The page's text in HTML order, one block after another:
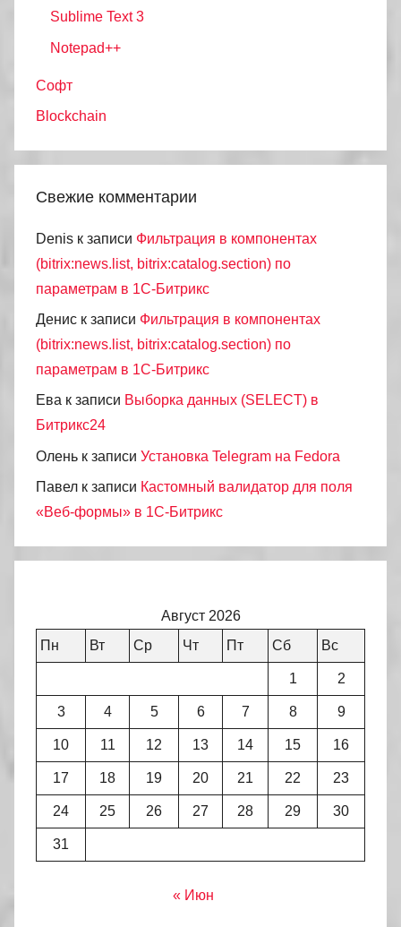
Sublime Text 3
Notepad++
Софт
Blockchain
Свежие комментарии
Denis к записи Фильтрация в компонентах
(bitrix:news.list, bitrix:catalog.section) по
параметрам в 1С-Битрикс
Денис к записи Фильтрация в компонентах
(bitrix:news.list, bitrix:catalog.section) по
параметрам в 1С-Битрикс
Ева к записи Выборка данных (SELECT) в
Битрикс24
Олень к записи Установка Telegram на Fedora
Павел к записи Кастомный валидатор для поля
«Веб-формы» в 1С-Битрикс
Август 2026
Пн
Вт Ср Чт Пт Сб Вс
1 2
3 4 5 6 7 8 9
10 11 12 13 14 15 16
17 18 19 20 21 22 23
24 25 26 27 28 29 30
31
« Июн